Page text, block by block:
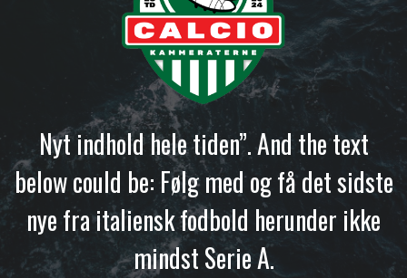
Nyt indhold hele tiden”. And the text
below could be: Følg med og få det sidste
nye fra italiensk fodbold herunder ikke
mindst Serie A.